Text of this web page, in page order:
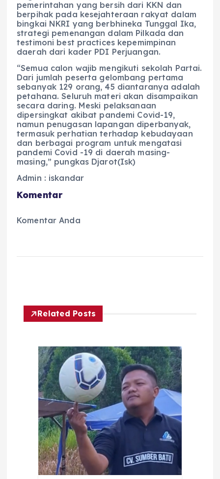
pemerintahan yang bersih dari KKN dan
berpihak pada kesejahteraan rakyat dalam
bingkai NKRI yang berbhineka Tunggal Ika,
strategi pemenangan dalam Pilkada dan
testimoni best practices kepemimpinan
daerah dari kader PDI Perjuangan.
“Semua calon wajib mengikuti sekolah Partai.
Dari jumlah peserta gelombang pertama
sebanyak 129 orang, 45 diantaranya adalah
petahana. Seluruh materi akan disampaikan
secara daring. Meski pelaksanaan
dipersingkat akibat pandemi Covid-19,
namun penugasan lapangan diperbanyak,
termasuk perhatian terhadap kebudayaan
dan berbagai program untuk mengatasi
pandemi Covid -19 di daerah masing-
masing,” pungkas Djarot(Isk)
Admin : iskandar
Komentar
Komentar Anda
Related Posts